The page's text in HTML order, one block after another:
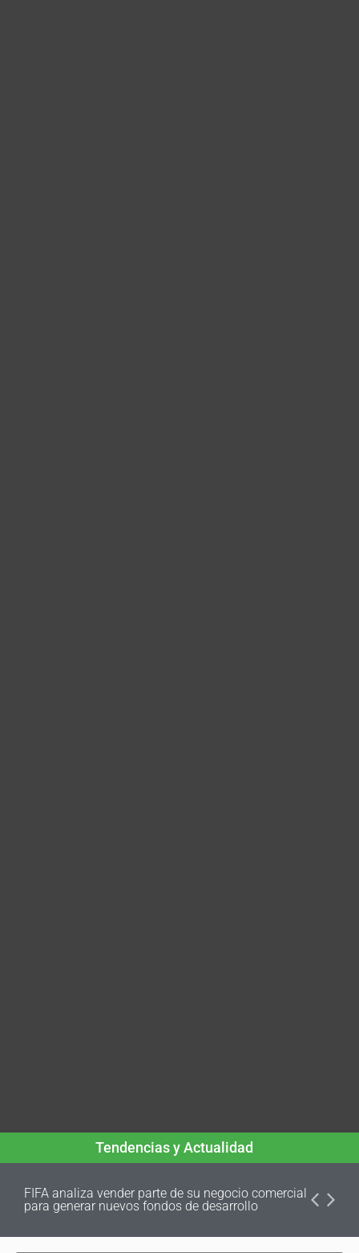
Tendencias y Actualidad
FIFA analiza vender parte de su negocio comercial
para generar nuevos fondos de desarrollo